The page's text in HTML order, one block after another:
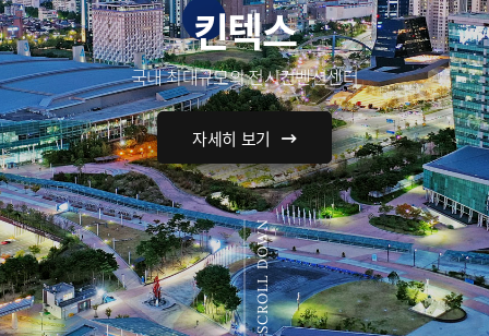
킨텍스
국내 최대규모의 전시컨벤션센터
자세히 보기
SCROLL DOWN